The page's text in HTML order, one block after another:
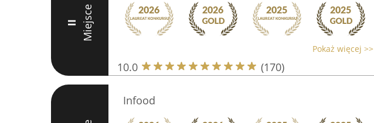
II Miejsce
Pokaż więcej >>
10.0 (170)
Infood